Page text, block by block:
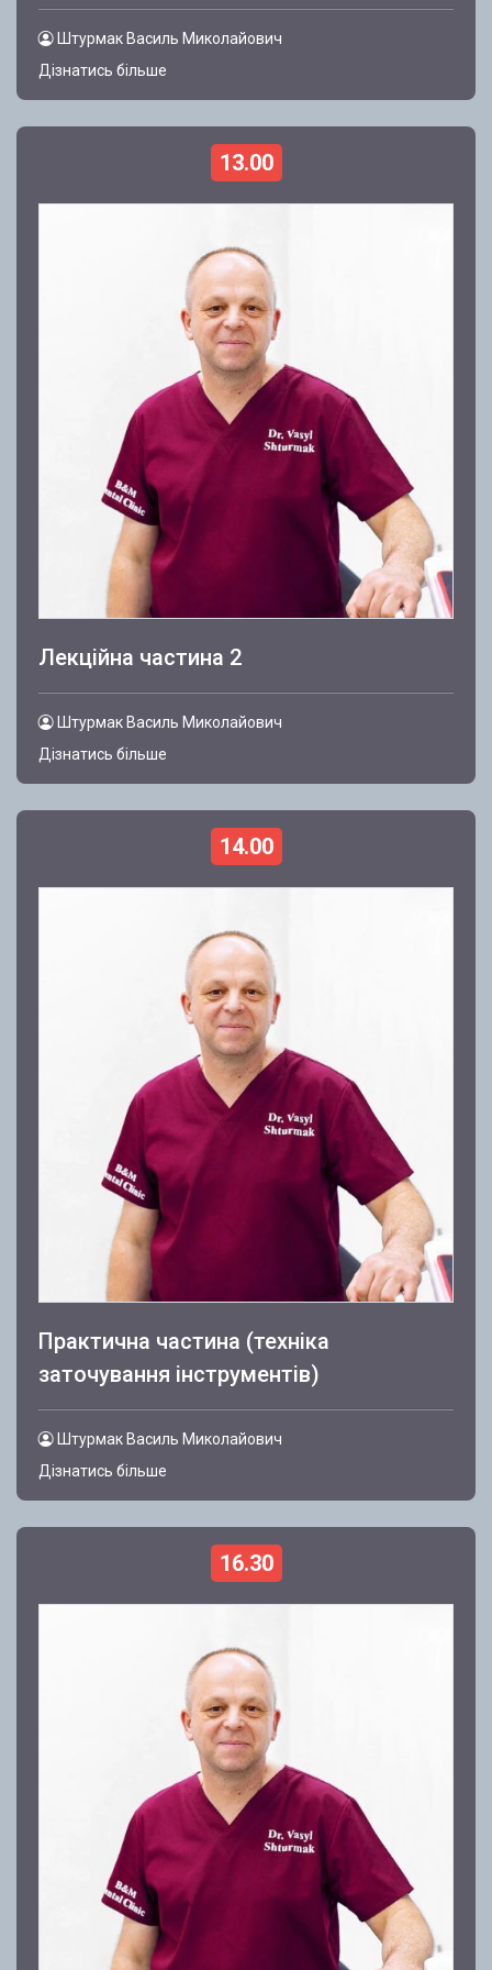
Штурмак Василь Миколайович
Дізнатись більше
13.00
Лекційна частина 2
Штурмак Василь Миколайович
Дізнатись більше
14.00
Практична частина (техніка
заточування інструментів)
Штурмак Василь Миколайович
Дізнатись більше
16.30